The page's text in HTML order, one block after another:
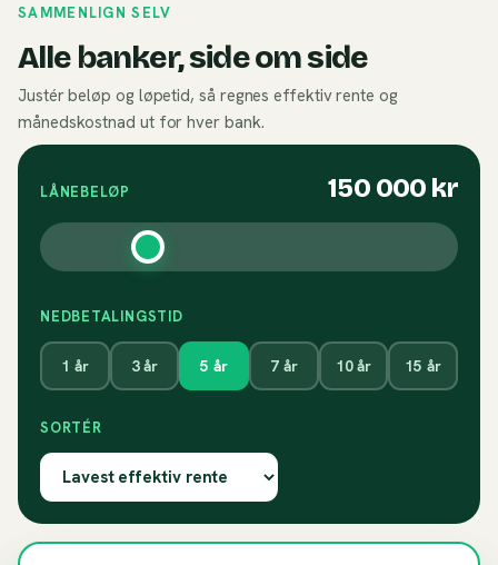
SAMMENLIGN SELV
Alle banker, side om side
Justér beløp og løpetid, så regnes effektiv rente og
månedskostnad ut for hver bank.
LÅNEBELØP 150 000 kr
NEDBETALINGSTID
1 år 3år 5 år 7år 10år 15 år
SORTÉR